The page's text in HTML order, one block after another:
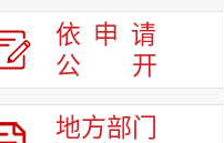
依申请
公
开
地方部门